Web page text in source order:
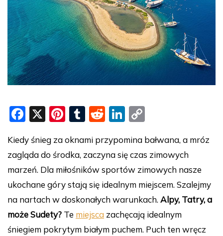
F
c
e
b
o
o
k
X
Pi
er
e
st
T
m
bl
r
R
d
di
t
Li
k
e
dI
n
p
y
Li
n
k
Kiedy śnieg za oknami przypomina bałwana, a mróz
zagląda do środka, zaczyna się czas zimowych
marzeń. Dla miłośników sportów zimowych nasze
ukochane góry stają się idealnym miejscem. Szalejmy
na nartach w doskonałych warunkach. Alpy, Tatry, a
może Sudety? Te miejsca zachęcają idealnym
śniegiem pokrytym białym puchem. Puch ten wręcz